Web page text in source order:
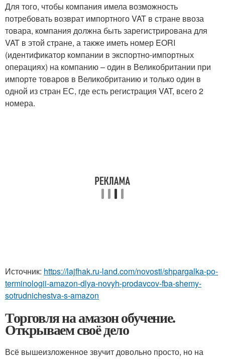
Для того, чтобы компания имела возможность
потребовать возврат импортного VAT в стране ввоза
товара, компания должна быть зарегистрирована для
VAT в этой стране, а также иметь номер EORI
(идентификатор компании в экспортно-импортных
операциях) на компанию – один в Великобритании при
импорте товаров в Великобританию и только один в
одной из стран ЕС, где есть регистрация VAT, всего 2
номера.
Источник: https://lajfhak.ru-land.com/novosti/shpargalka-po-
terminologii-amazon-dlya-novyh-prodavcov-fba-shemy-
sotrudnichestva-s-amazon
Торговля на амазон обучение.
Открываем своё дело
Всё вышеизложенное звучит довольно просто, но на